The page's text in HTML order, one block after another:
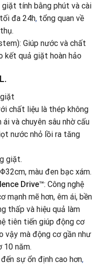
tính bằng phút và cài
đa 24h, tổng quan về
Giúp nước và chất
kết quả giặt hoàn hảo
.
chất liệu là thép không
và chuyên sâu nhờ cấu
nước nhỏ lồi ra tăng
giặt.
màu đen bạc xám.
Drive™: Công nghệ
mạnh mẽ hơn, êm ái, bền
thấp và hiệu quả làm
tiên tiến giúp động cơ
vậy mà động cơ gần như
10 năm.
sự ổn định cao hơn,